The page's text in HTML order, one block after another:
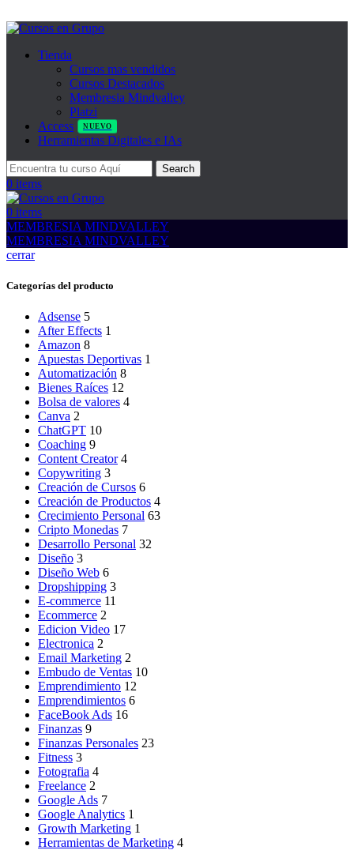
Tienda
Cursos mas vendidos
Cursos Destacados
Membresia Mindvalley
Platzi
Access
NUEVO
Herramientas Digitales e IAs
Search
0 items
0 items
MEMBRESIA MINDVALLEY
MEMBRESIA MINDVALLEY
cerrar
Categorías del producto
Adsense 5
After Effects 1
Amazon 8
Apuestas Deportivas 1
Automatización 8
Bienes Raíces 12
Bolsa de valores 4
Canva 2
ChatGPT 10
Coaching 9
Content Creator 4
Copywriting 3
Creación de Cursos 6
Creación de Productos 4
Crecimiento Personal 63
Cripto Monedas 7
Desarrollo Personal 32
Diseño 3
Diseño Web 6
Dropshipping 3
E-commerce 11
Ecommerce 2
Edicion Video 17
Electronica 2
Email Marketing 2
Embudo de Ventas 10
Emprendimiento 12
Emprendimientos 6
FaceBook Ads 16
Finanzas 9
Finanzas Personales 23
Fitness 3
Fotografia 4
Freelance 2
Google Ads 7
Google Analytics 1
Growth Marketing 1
Herramientas de Marketing 4